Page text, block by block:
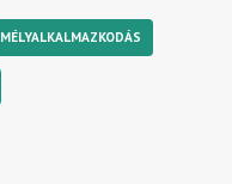
MÉLYALKALMAZKODÁS